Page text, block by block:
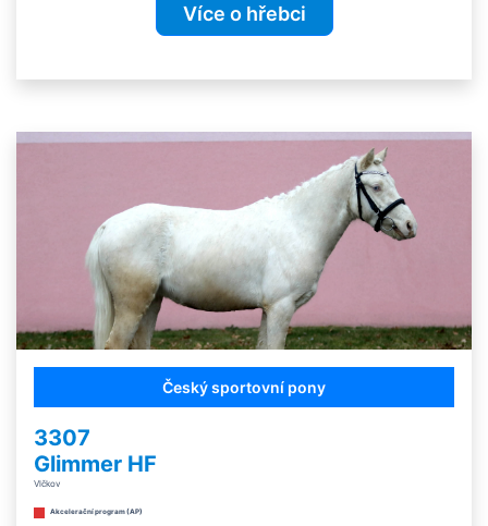
Více o hřebci
Český sportovní pony
3307
Glimmer HF
Vlčkov
Akcelerační program (AP)